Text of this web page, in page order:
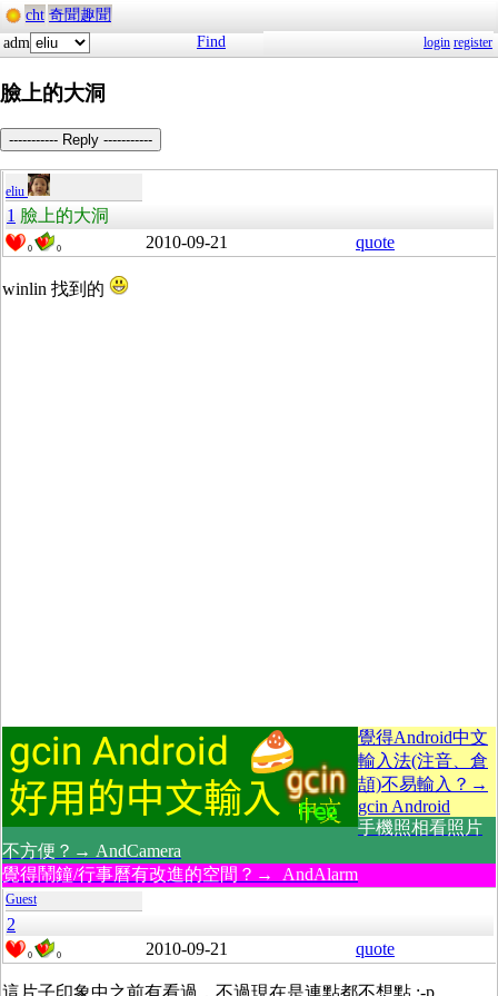
cht 奇聞趣聞
adm
Find login register
臉上的大洞
----------- Reply -----------
eliu
1 臉上的大洞
0 0 2010-09-21 quote
winlin 找到的
覺得Android中文
輸入法(注音、倉
頡)不易輸入？→
gcin Android
手機照相看照片
不方便？→ AndCamera
覺得鬧鐘/行事曆有改進的空間？→ AndAlarm
Guest
2
0 0 2010-09-21 quote